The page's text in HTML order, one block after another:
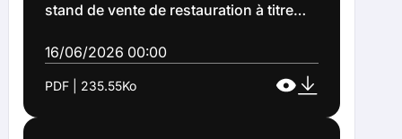
stand de vente de restauration à titre
à Lens à l'occasion d'une manifestation
(Arrêté n°2026-1143)
16/06/2026 00:00
PDF | 235.55Ko